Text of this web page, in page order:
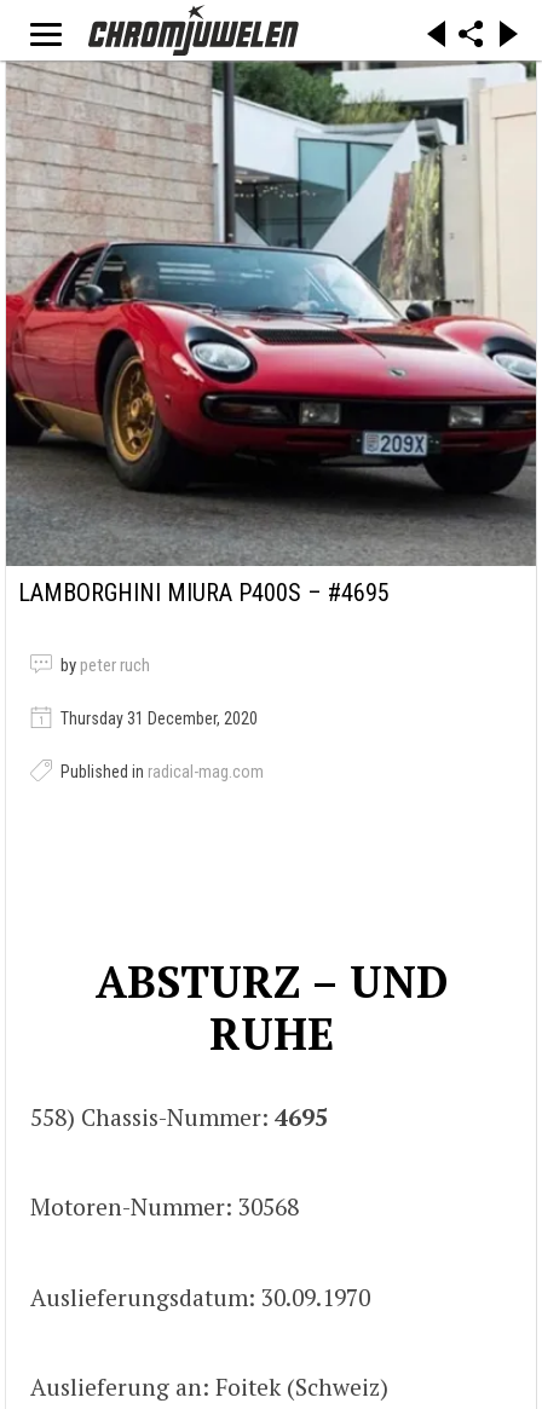
LAMBORGHINI MIURA P400S – #4695
by peter ruch
Thursday 31 December, 2020
Published in radical-mag.com
ABSTURZ – UND
RUHE
558) Chassis-Nummer: 4695
Motoren-Nummer: 30568
Auslieferungsdatum: 30.09.1970
Auslieferung an: Foitek (Schweiz)